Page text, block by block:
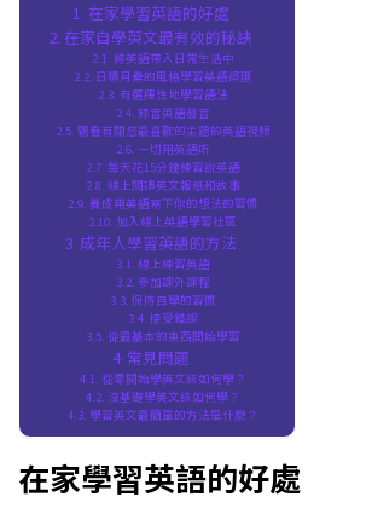
在家學習英語的好處
在家自學英文最有效的秘訣
將英語帶入日常生活中
日積月纍的風格學習英語詞匯
有選擇性地學習語法
錄音英語發音
觀看有關您最喜歡的主題的英語視頻
一切用英語听
每天花15分鐘練習說英語
線上閱讀英文報紙和故事
養成用英語寫下你的想法的習慣
加入線上英語學習社區
成年人學習英語的方法
線上練習英語
參加課外課程
保持自學的習慣
接受錯誤
從最基本的東西開始學習
常見問題
從零開始學英文該如何學？
沒基礎學英文該如何學？
學習英文最簡單的方法是什麼？
在家學習英語的好處